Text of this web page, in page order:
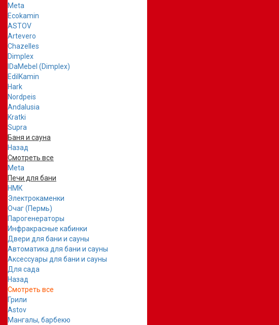
Meta
Ecokamin
ASTOV
Artevero
Chazelles
Dimplex
IDaMebel (Dimplex)
EdilKamin
Hark
Nordpeis
Andalusia
Kratki
Supra
Баня и сауна
Назад
Смотреть все
Meta
Печи для бани
НМК
Электрокаменки
Очаг (Пермь)
Парогенераторы
Инфракрасные кабинки
Двери для бани и сауны
Автоматика для бани и сауны
Аксессуары для бани и сауны
Для сада
Назад
Смотреть все
Грили
Astov
Мангалы, барбекю